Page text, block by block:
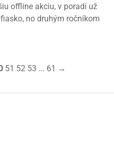
offline akciu, v poradí už
no druhým ročníkom
51 52 53 ... 61 →